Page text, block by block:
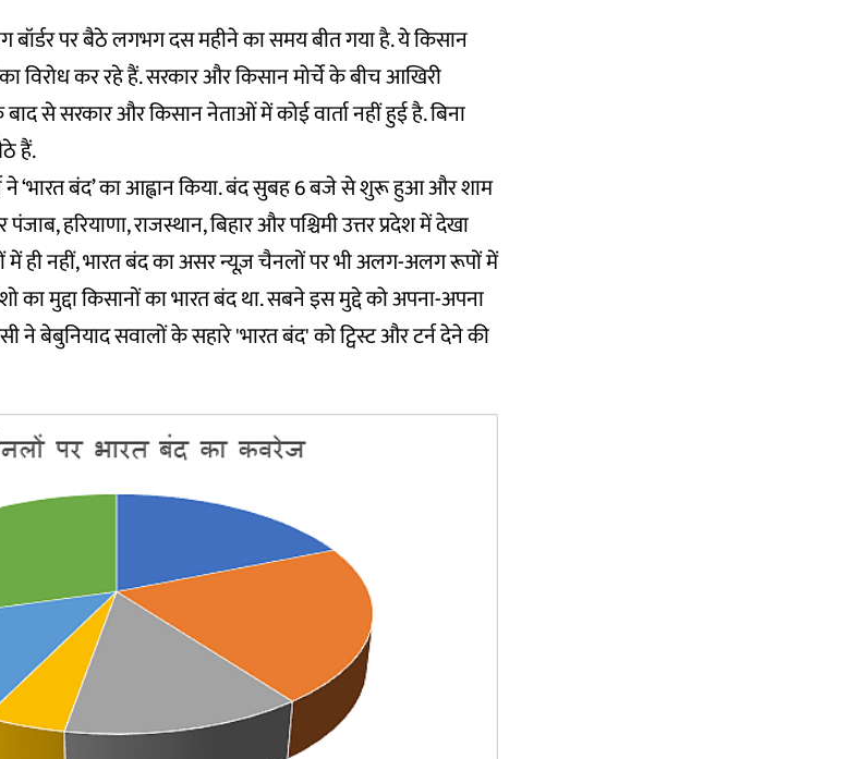
पर बैठे लगभग दस महीने का समय बीत गया है. ये किसान
का विरोध कर रहे हैं. सरकार और किसान मोर्चे के बीच आखिरी
से सरकार और किसान नेताओं में कोई वार्ता नहीं हुई है. बिना
हैं.
ने ‘भारत बंद’ का आह्वान किया. बंद सुबह 6 बजे से शुरू हुआ और शाम
हरियाणा, राजस्थान, बिहार और पश्चिमी उत्तर प्रदेश में देखा
ही नहीं, भारत बंद का असर न्यूज़ चैनलों पर भी अलग-अलग रूपों में
का मुद्दा किसानों का भारत बंद था. सबने इस मुद्दे को अपना-अपना
ने बेबुनियाद सवालों के सहारे 'भारत बंद' को ट्विस्ट और टर्न देने की